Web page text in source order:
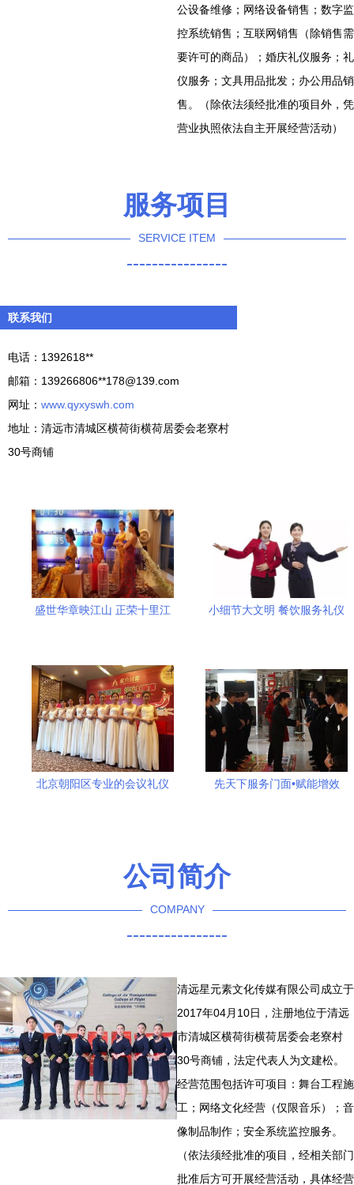
公设备维修；网络设备销售；数字监
控系统销售；互联网销售（除销售需
要许可的商品）；婚庆礼仪服务；礼
仪服务；文具用品批发；办公用品销
售。（除依法须经批准的项目外，凭
营业执照依法自主开展经营活动）
服务项目
SERVICE ITEM
----------------
联系我们
电话：1392618**
邮箱：139266806**178@139.com
网址： www.qyxyswh.com
地址：清远市清城区横荷街横荷居委会老寮村
30号商铺
盛世华章映江山 正荣十里江
夜宴
小细节大文明 餐饮服务礼仪
北京朝阳区专业的会议礼仪
先天下服务门面•赋能增效
公司简介
COMPANY
----------------
清远星元素文化传媒有限公司成立于
2017年04月10日，注册地位于清远
市清城区横荷街横荷居委会老寮村
30号商铺，法定代表人为文建松。
经营范围包括许可项目：舞台工程施
工；网络文化经营（仅限音乐）；音
像制品制作；安全系统监控服务。
（依法须经批准的项目，经相关部门
批准后方可开展经营活动，具体经营